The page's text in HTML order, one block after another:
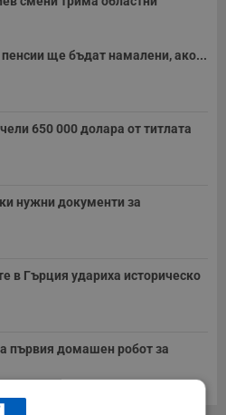
ще бъдат намалени, ако...
650 000 долара от титлата
нужни документи за
в Гърция удариха историческо
първия домашен робот за